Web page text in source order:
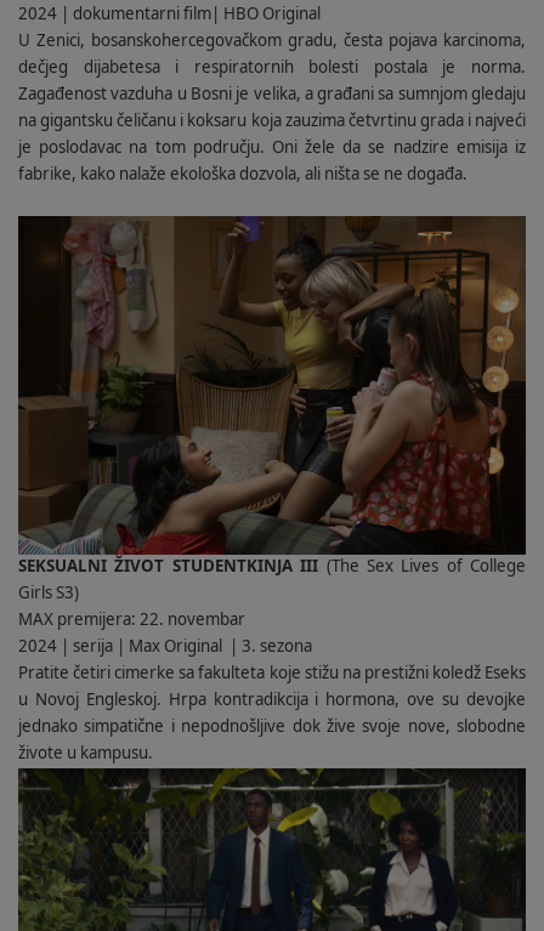
2024 | dokumentarni film| HBO Original
U Zenici, bosanskohercegovačkom gradu, česta pojava karcinoma,
dečjeg dijabetesa i respiratornih bolesti postala je norma.
Zagađenost vazduha u Bosni je velika, a građani sa sumnjom gledaju
na gigantsku čeličanu i koksaru koja zauzima četvrtinu grada i najveći
je poslodavac na tom području. Oni žele da se nadzire emisija iz
fabrike, kako nalaže ekološka dozvola, ali ništa se ne događa.
SEKSUALNI ŽIVOT STUDENTKINJA III (The Sex Lives of College
Girls S3)
MAX premijera: 22. novembar
2024 | serija | Max Original | 3. sezona
Pratite četiri cimerke sa fakulteta koje stižu na prestižni koledž Eseks
u Novoj Engleskoj. Hrpa kontradikcija i hormona, ove su devojke
jednako simpatične i nepodnošljive dok žive svoje nove, slobodne
živote u kampusu.